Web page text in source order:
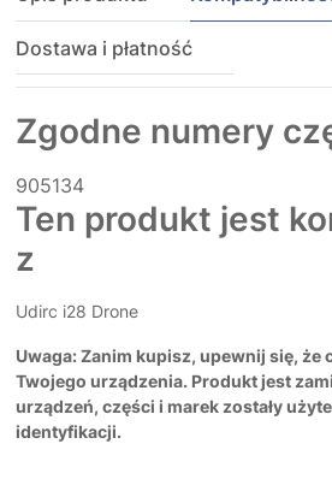
Dostawa i płatność
Zgodne numery
905134
Ten produkt jest
z
Udirc i28 Drone
Uwaga: Zanim kupisz, upewnij się, że
Twojego urządzenia. Produkt jest
urządzeń, części i marek zostały
identyfikacji.